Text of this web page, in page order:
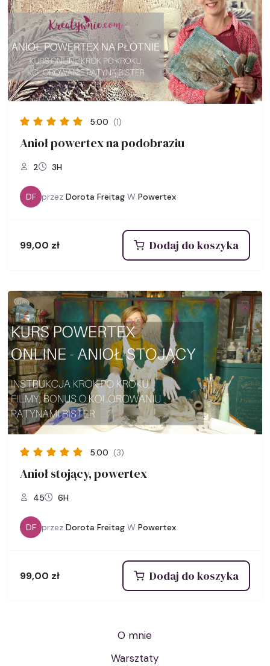
5.00 (1)
Anioł powertex na podobraziu
2 3H
DF przez Dorota Freitag W Powertex
99,00 zł Dodaj do koszyka
5.00 (3)
Anioł stojący, powertex
45 6H
DF przez Dorota Freitag W Powertex
99,00 zł Dodaj do koszyka
O mnie
Warsztaty